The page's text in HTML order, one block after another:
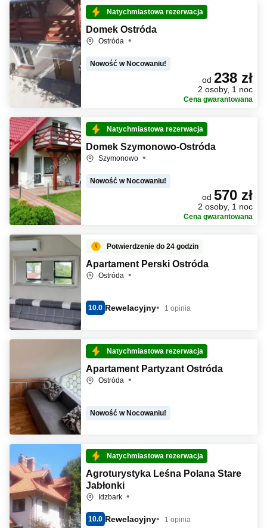
Natychmiastowa rezerwacja
Domek Ostróda
Ostróda
Nowość w Nocowaniu!
od 238 zł
2 osoby, 1 noc
Cena gwarantowana
Natychmiastowa rezerwacja
Domek Szymonowo-Ostróda
Szymonowo
Nowość w Nocowaniu!
od 570 zł
2 osoby, 1 noc
Cena gwarantowana
Potwierdzenie do 24 godzin
Apartament Perski Ostróda
Ostróda
10.0 Rewelacyjny 1 opinia
Natychmiastowa rezerwacja
Apartament Partyzant Ostróda
Ostróda
Nowość w Nocowaniu!
Natychmiastowa rezerwacja
Agroturystyka Leśna Polana Stare
Jabłonki
Idzbark
10.0 Rewelacyjny 1 opinia